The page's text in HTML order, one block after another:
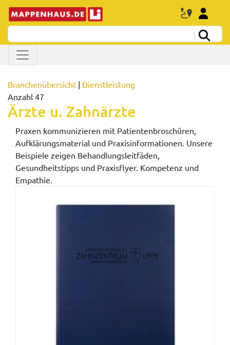
Branchenübersicht | Dienstleistung
Anzahl 47
Ärzte u. Zahnärzte
Praxen kommunizieren mit Patientenbroschüren,
Aufklärungsmaterial und Praxisinformationen. Unsere
Beispiele zeigen Behandlungsleitfäden,
Gesundheitstipps und Praxisflyer. Kompetenz und
Empathie.